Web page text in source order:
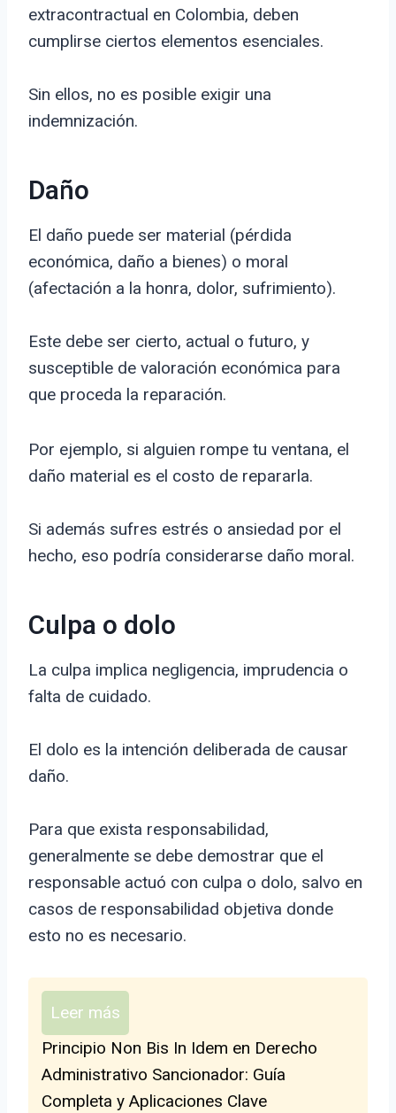
extracontractual en Colombia, deben
cumplirse ciertos elementos esenciales.
Sin ellos, no es posible exigir una
indemnización.
Daño
El daño puede ser material (pérdida
económica, daño a bienes) o moral
(afectación a la honra, dolor, sufrimiento).
Este debe ser cierto, actual o futuro, y
susceptible de valoración económica para
que proceda la reparación.
Por ejemplo, si alguien rompe tu ventana, el
daño material es el costo de repararla.
Si además sufres estrés o ansiedad por el
hecho, eso podría considerarse daño moral.
Culpa o dolo
La culpa implica negligencia, imprudencia o
falta de cuidado.
El dolo es la intención deliberada de causar
daño.
Para que exista responsabilidad,
generalmente se debe demostrar que el
responsable actuó con culpa o dolo, salvo en
casos de responsabilidad objetiva donde
esto no es necesario.
Leer más
Principio Non Bis In Idem en Derecho
Administrativo Sancionador: Guía
Completa y Aplicaciones Clave